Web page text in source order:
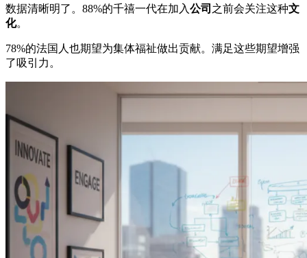
数据清晰明了。88%的千禧一代在加入公司 之前会关注这种文
化。
78%的法国人也期望为集体福祉做出贡献。满足这些期望增强
了吸引力。